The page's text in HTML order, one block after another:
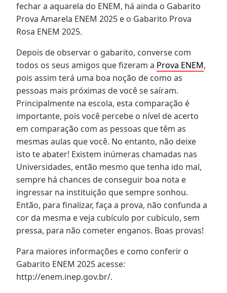
fechar a aquarela do ENEM, há ainda o Gabarito
Prova Amarela ENEM 2025 e o Gabarito Prova
Rosa ENEM 2025.
Depois de observar o gabarito, converse com
todos os seus amigos que fizeram a Prova ENEM,
pois assim terá uma boa noção de como as
pessoas mais próximas de você se saíram.
Principalmente na escola, esta comparação é
importante, pois você percebe o nível de acerto
em comparação com as pessoas que têm as
mesmas aulas que você. No entanto, não deixe
isto te abater! Existem inúmeras chamadas nas
Universidades, então mesmo que tenha ido mal,
sempre há chances de conseguir boa nota e
ingressar na instituição que sempre sonhou.
Então, para finalizar, faça a prova, não confunda a
cor da mesma e veja cubículo por cubículo, sem
pressa, para não cometer enganos. Boas provas!
Para maiores informações e como conferir o
Gabarito ENEM 2025 acesse:
http://enem.inep.gov.br/.